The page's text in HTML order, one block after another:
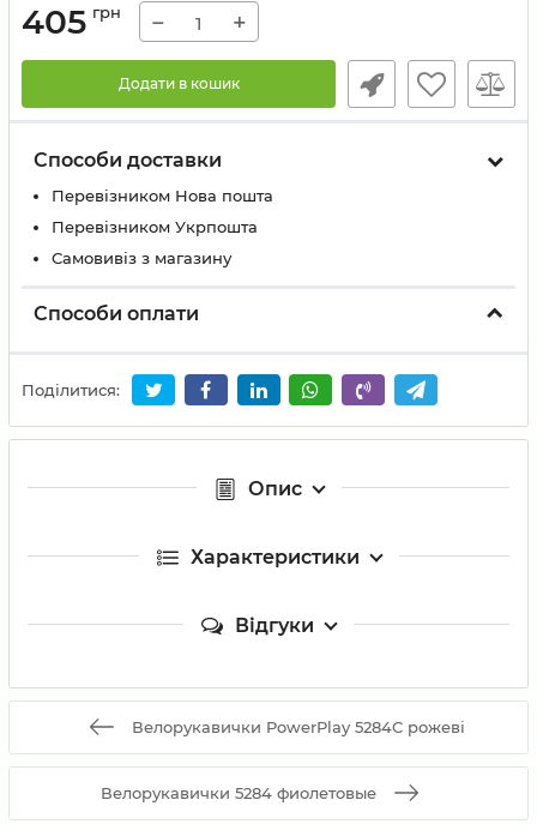
405 грн − +
Додати в кошик
Способи доставки
Перевізником Нова пошта
Перевізником Укрпошта
Самовивіз з магазину
Способи оплати
Поділитися:
Опис
Характеристики
Відгуки
Велорукавички PowerPlay 5284C рожеві
Велорукавички 5284 фиолетовые